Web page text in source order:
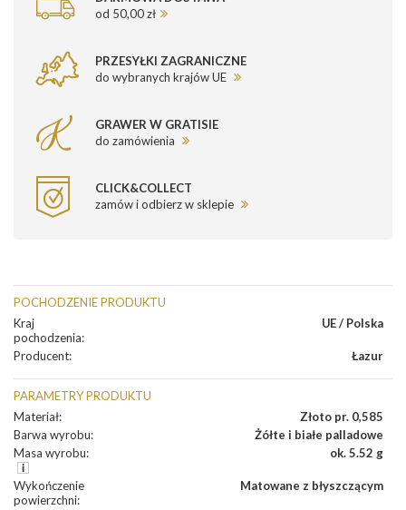
od 50,00 zł
PRZESYŁKI ZAGRANICZNE
do wybranych krajów UE
GRAWER W GRATISIE
do zamówienia
CLICK&COLLECT
zamów i odbierz w sklepie
POCHODZENIE PRODUKTU
Kraj
pochodzenia:
UE / Polska
Producent: Łazur
PARAMETRY PRODUKTU
Materiał:
Złoto pr. 0,585
Barwa wyrobu:
Żółte i białe palladowe
Masa wyrobu: ok. 5.52 g
Wykończenie
powierzchni:
Matowane z błyszczącym